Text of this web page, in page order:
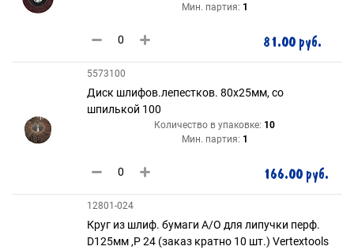
Мин. партия: 1
81.00 руб.
5573100
Диск шлифов.лепестков. 80х25мм, со
шпилькой 100
Количество в упаковке: 10
Мин. партия: 1
166.00 руб.
12801-024
Круг из шлиф. бумаги А/О для липучки перф.
D125мм ,Р 24 (заказ кратно 10 шт.) Vertextools